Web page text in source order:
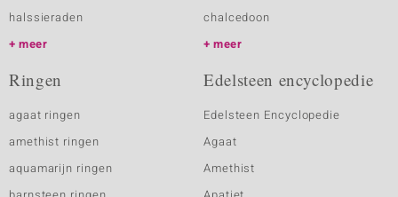
halssieraden
meer
chalcedoon
meer
Ringen
agaat ringen
amethist ringen
aquamarijn ringen
Edelsteen encyclopedie
Edelsteen Encyclopedie
Agaat
Amethist